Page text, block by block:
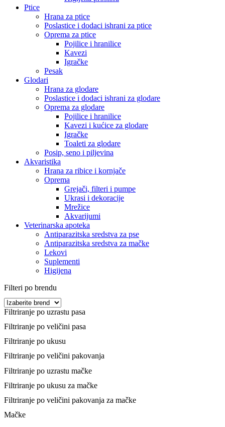
Ptice
Hrana za ptice
Poslastice i dodaci ishrani za ptice
Oprema za ptice
Pojilice i hranilice
Kavezi
Igračke
Pesak
Glodari
Hrana za glodare
Poslastice i dodaci ishrani za glodare
Oprema za glodare
Pojilice i hranilice
Kavezi i kućice za glodare
Igračke
Toaleti za glodare
Posip, seno i piljevina
Akvaristika
Hrana za ribice i kornjače
Oprema
Grejači, filteri i pumpe
Ukrasi i dekoracije
Mrežice
Akvarijumi
Veterinarska apoteka
Antiparazitska sredstva za pse
Antiparazitska sredstva za mačke
Lekovi
Suplementi
Higijena
Filteri po brendu
Filtriranje po uzrastu pasa
Filtriranje po veličini pasa
Filtriranje po ukusu
Filtriranje po veličini pakovanja
Filtriranje po uzrastu mačke
Filtriranje po ukusu za mačke
Filtriranje po veličini pakovanja za mačke
Mačke